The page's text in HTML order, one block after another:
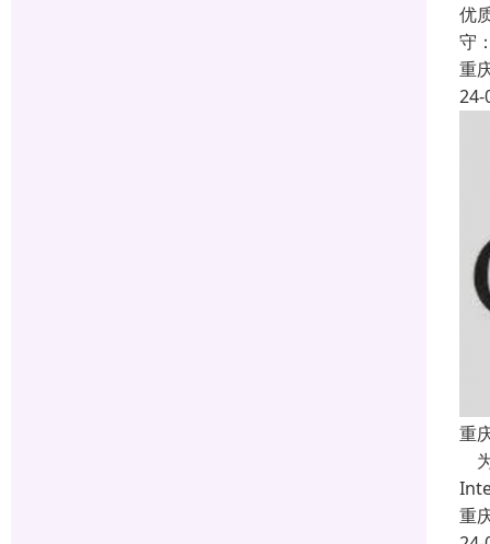
优
守
重
24-
重
重